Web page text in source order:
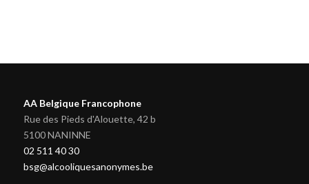
AA Belgique Francophone
Rue des Pieds d'Alouette, 42 b
5100 NANINNE
02 511 40 30
bsg@alcooliquesanonymes.be